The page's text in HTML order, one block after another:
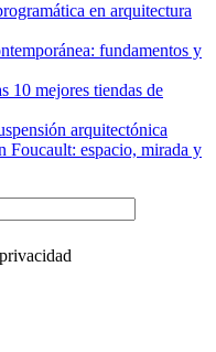
en arquitectura
fundamentos y
10 mejores tiendas de
arquitectónica
Foucault: espacio, mirada y